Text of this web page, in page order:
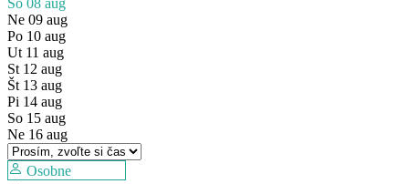
Predaj
Mimo trhu
So 08 aug
Ne 09 aug
Po 10 aug
Ut 11 aug
St 12 aug
Št 13 aug
Pi 14 aug
So 15 aug
Ne 16 aug
Osobne